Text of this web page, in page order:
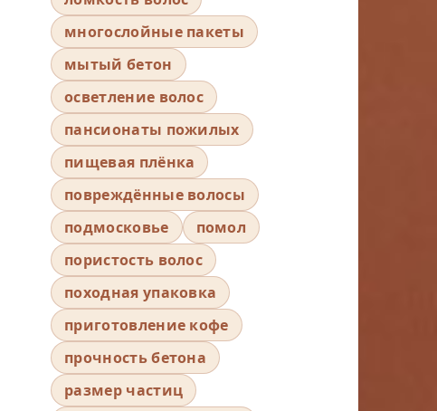
многослойные пакеты
мытый бетон
осветление волос
пансионаты пожилых
пищевая плёнка
повреждённые волосы
подмосковье
помол
пористость волос
походная упаковка
приготовление кофе
прочность бетона
размер частиц